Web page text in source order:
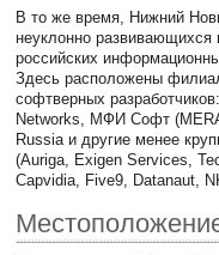
В то же время, Нижний
неуклонно развивающихся
российских
Здесь расположены
софтверных
Networks, МФИ Софт
Russia и другие менее
(Auriga, Exigen Services,
Capvidia, Five9, Datanaut,